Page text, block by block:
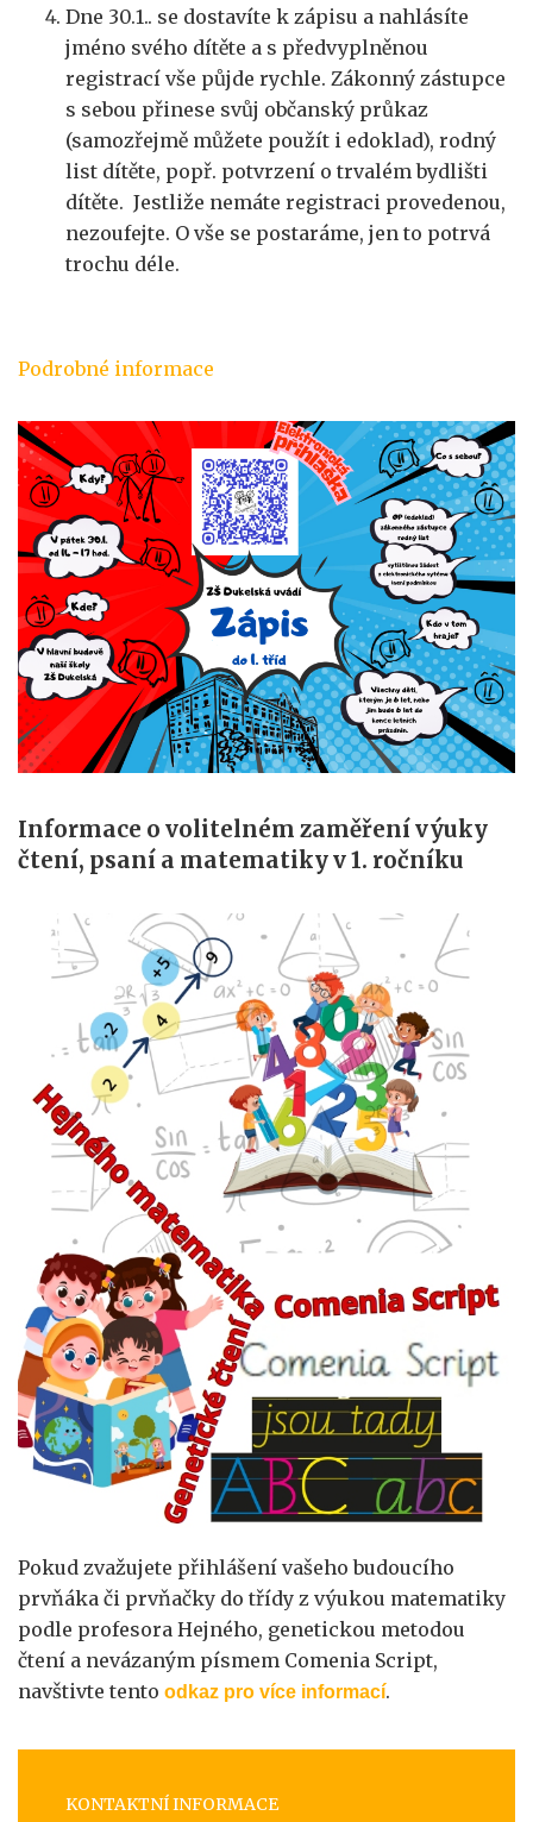
Dne 30.1.. se dostavíte k zápisu a nahlásíte
jméno svého dítěte a s předvyplněnou
registrací vše půjde rychle. Zákonný zástupce
s sebou přinese svůj občanský průkaz
(samozřejmě můžete použít i edoklad), rodný
list dítěte, popř. potvrzení o trvalém bydlišti
dítěte. Jestliže nemáte registraci provedenou,
nezoufejte. O vše se postaráme, jen to potrvá
trochu déle.
Podrobné informace
Informace o volitelném zaměření výuky
čtení, psaní a matematiky v 1. ročníku
Pokud zvažujete přihlášení vašeho budoucího
prvňáka či prvňačky do třídy z výukou matematiky
podle profesora Hejného, genetickou metodou
čtení a nevázaným písmem Comenia Script,
navštivte tento odkaz pro více informací.
KONTAKTNÍ INFORMACE